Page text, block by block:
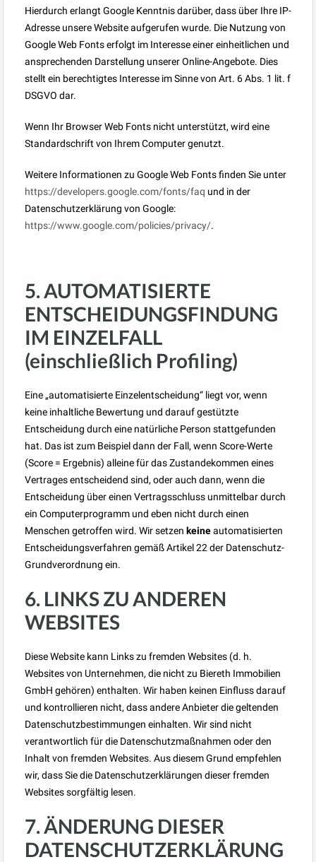
Hierdurch erlangt Google Kenntnis darüber, dass über Ihre IP-
Adresse unsere Website aufgerufen wurde. Die Nutzung von
Google Web Fonts erfolgt im Interesse einer einheitlichen und
ansprechenden Darstellung unserer Online-Angebote. Dies
stellt ein berechtigtes Interesse im Sinne von Art. 6 Abs. 1 lit. f
DSGVO dar.
Wenn Ihr Browser Web Fonts nicht unterstützt, wird eine
Standardschrift von Ihrem Computer genutzt.
Weitere Informationen zu Google Web Fonts finden Sie unter
https://developers.google.com/fonts/faq und in der
Datenschutzerklärung von Google:
https://www.google.com/policies/privacy/.
5. AUTOMATISIERTE
ENTSCHEIDUNGSFINDUNG
IM EINZELFALL
(einschließlich Profiling)
Eine „automatisierte Einzelentscheidung“ liegt vor, wenn
keine inhaltliche Bewertung und darauf gestützte
Entscheidung durch eine natürliche Person stattgefunden
hat. Das ist zum Beispiel dann der Fall, wenn Score-Werte
(Score = Ergebnis) alleine für das Zustandekommen eines
Vertrages entscheidend sind, oder auch dann, wenn die
Entscheidung über einen Vertragsschluss unmittelbar durch
ein Computerprogramm und eben nicht durch einen
Menschen getroffen wird. Wir setzen keineautomatisierten
Entscheidungsverfahren gemäß Artikel 22 der Datenschutz-
Grundverordnung ein.
6. LINKS ZU ANDEREN
WEBSITES
Diese Website kann Links zu fremden Websites (d. h.
Websites von Unternehmen, die nicht zu Biereth Immobilien
GmbH gehören) enthalten. Wir haben keinen Einfluss darauf
und kontrollieren nicht, dass andere Anbieter die geltenden
Datenschutzbestimmungen einhalten. Wir sind nicht
verantwortlich für die Datenschutzmaßnahmen oder den
Inhalt von fremden Websites. Aus diesem Grund empfehlen
wir, dass Sie die Datenschutzerklärungen dieser fremden
Websites sorgfältig lesen.
7. ÄNDERUNG DIESER
DATENSCHUTZERKLÄRUNG